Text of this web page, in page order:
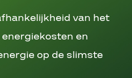
van het
en
op de slimste